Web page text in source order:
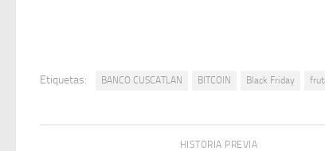
Etiquetas: BANCO CUSCATLAN BITCOIN Black Friday
HISTORIA PREVIA